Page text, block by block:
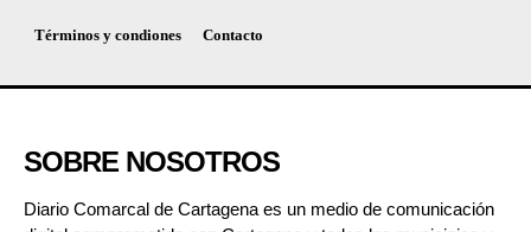
Términos y condiones Contacto
SOBRE NOSOTROS
Diario Comarcal de Cartagena es un medio de comunicación